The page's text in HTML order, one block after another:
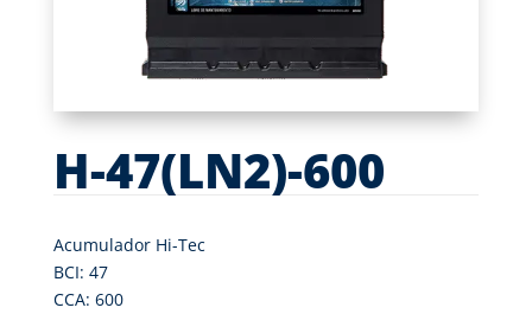
H-47(LN2)-600
Acumulador Hi-Tec
BCI: 47
CCA: 600